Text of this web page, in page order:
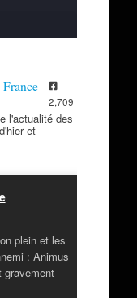
2,709
l'actualité des
et
plein et les
: Animus
gravement